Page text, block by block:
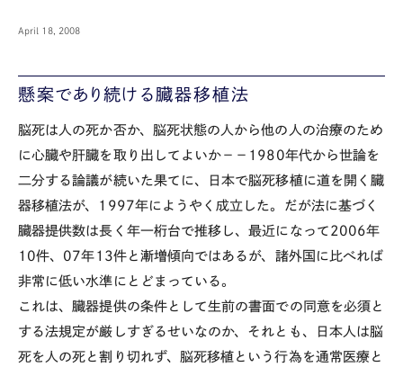
April 18, 2008
懸案であり続ける臓器移植法
脳死は人の死か否か、脳死状態の人から他の人の治療のため
に心臓や肝臓を取り出してよいか－－1980年代から世論を
二分する論議が続いた果てに、日本で脳死移植に道を開く臓
器移植法が、1997年にようやく成立した。だが法に基づく
臓器提供数は長く年一桁台で推移し、最近になって2006年
10件、07年13件と漸増傾向ではあるが、諸外国に比べれば
非常に低い水準にとどまっている。
これは、臓器提供の条件として生前の書面での同意を必須と
する法規定が厳しすぎるせいなのか、それとも、日本人は脳
死を人の死と割り切れず、脳死移植という行為を通常医療と